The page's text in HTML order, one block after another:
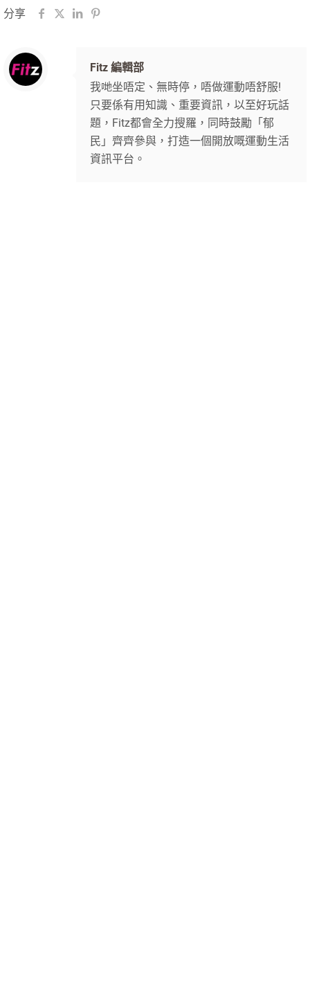
分享
Fitz 編輯部
我哋坐唔定、無時停，唔做運動唔舒服!
只要係有用知識、重要資訊，以至好玩話
題，Fitz都會全力搜羅，同時鼓勵「郁
民」齊齊參與，打造一個開放嘅運動生活
資訊平台。